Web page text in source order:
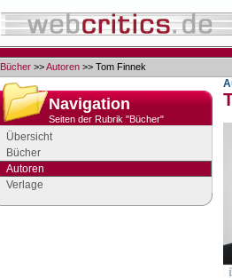
Bücher >>Autoren >> Tom Finnek
Navigation
Seiten der Rubrik "Bücher"
Übersicht
Bücher
Autoren
Verlage